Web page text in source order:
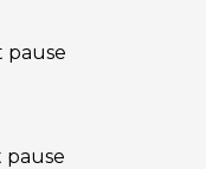
pause
pause